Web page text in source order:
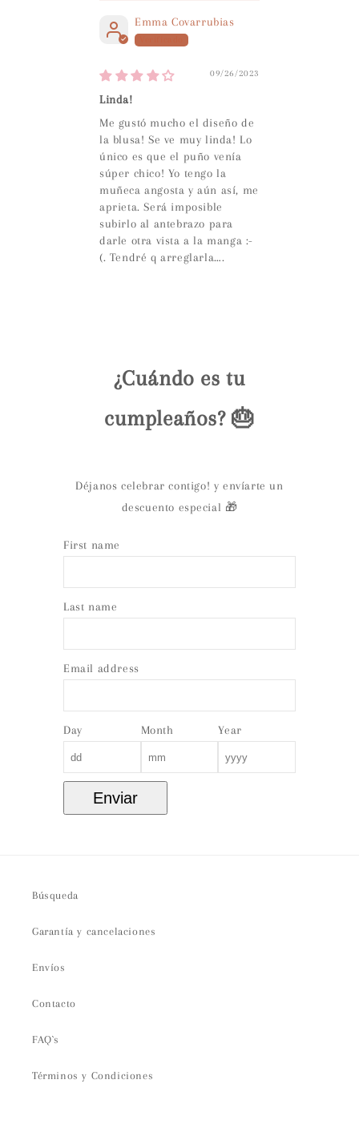
Emma Covarrubias
09/26/2023
Linda!
Me gustó mucho el diseño de
la blusa! Se ve muy linda! Lo
único es que el puño venía
súper chico! Yo tengo la
muñeca angosta y aún así, me
aprieta. Será imposible
subirlo al antebrazo para
darle otra vista a la manga :-
(. Tendré q arreglarla….
¿Cuándo es tu
cumpleaños? 🎂
Déjanos celebrar contigo! y envíarte un
descuento especial 🎁
First name
Last name
Email address
Day Month Year
Enviar
Búsqueda
Garantía y cancelaciones
Envíos
Contacto
FAQ`s
Términos y Condiciones